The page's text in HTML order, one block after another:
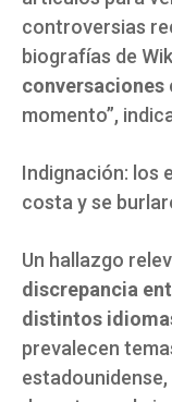
controversias
biografías de
conversaciones
momento”,
Indignación: los
costa y se
Un hallazgo
discrepancia
distintos
prevalecen